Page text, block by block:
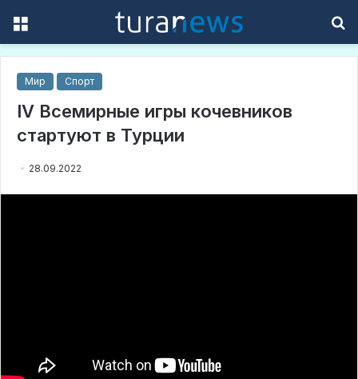
Мир Спорт
IV Всемирные игры кочевников
стартуют в Турции
28.09.2022